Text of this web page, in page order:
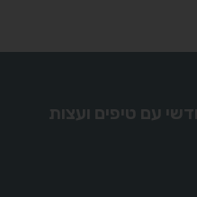
עם טיפים ועצות